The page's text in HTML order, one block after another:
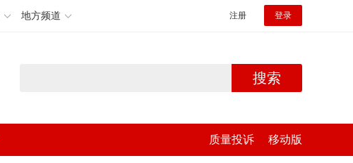
地方频道 注册 登录
搜索
质量投诉 移动版